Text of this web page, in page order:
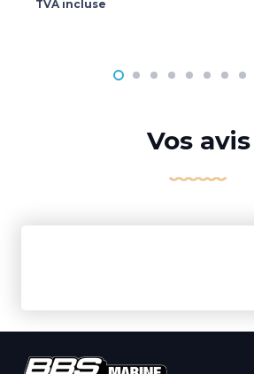
TVA incluse
Vos avis